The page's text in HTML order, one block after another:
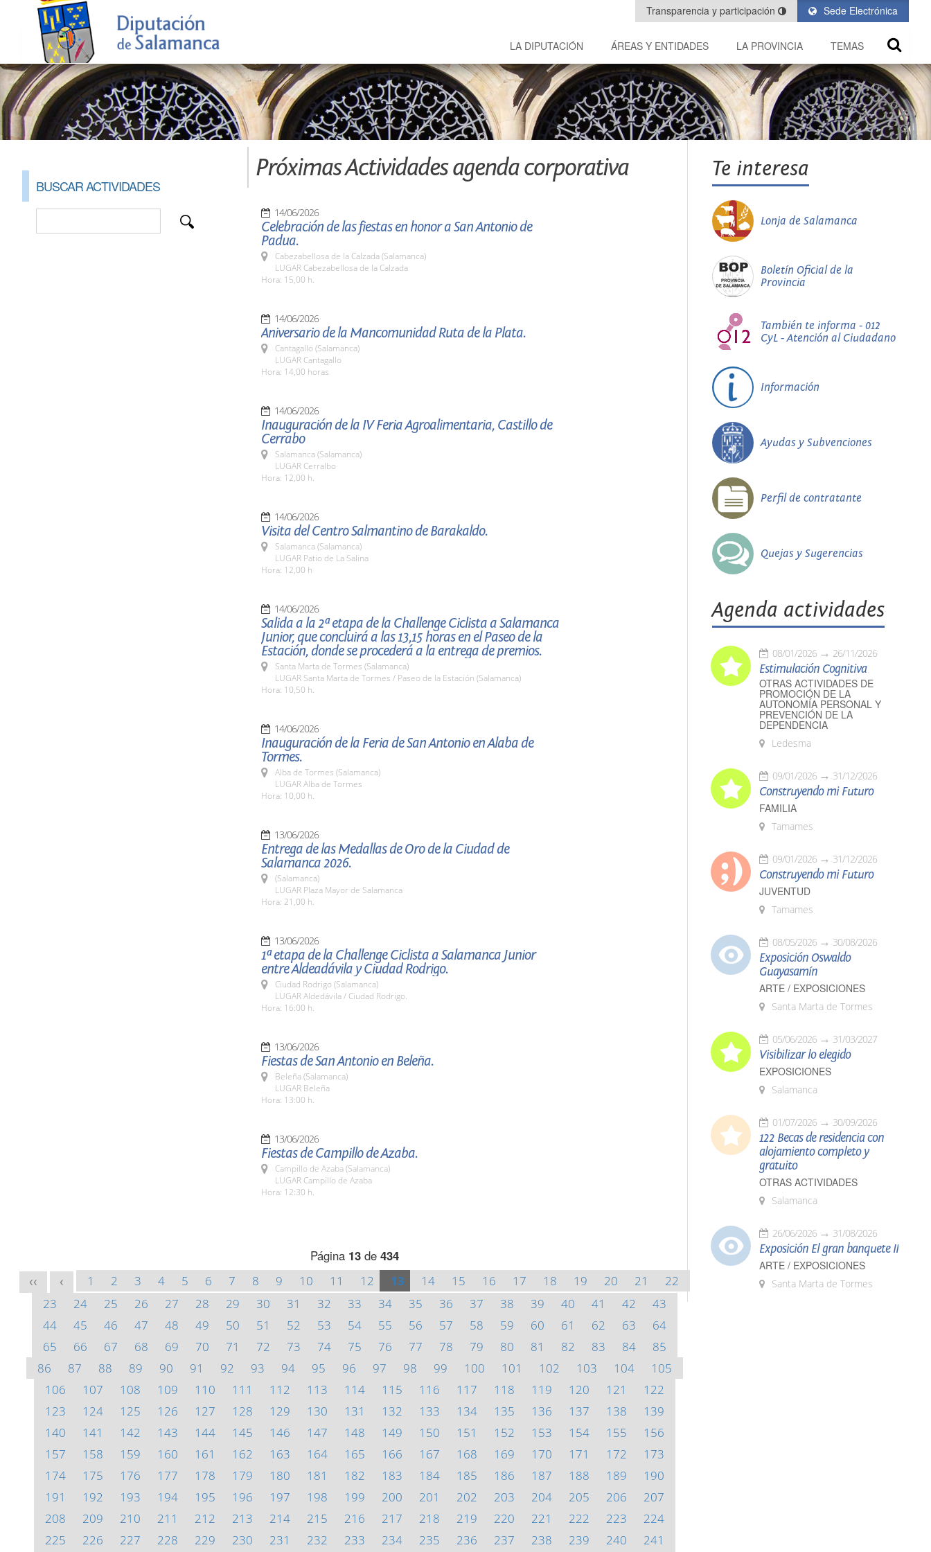
Sede Electrónica
Transparencia y participación
LA DIPUTACIÓN ÁREAS Y ENTIDADES LA PROVINCIA TEMAS
BUSCAR ACTIVIDADES
Próximas Actividades agenda corporativa
14/06/2026
Celebración de las fiestas en honor a San Antonio de
Padua.
Cabezabellosa de la Calzada (Salamanca)
LUGAR Cabezabellosa de la Calzada
Hora: 15,00 h.
14/06/2026
Aniversario de la Mancomunidad Ruta de la Plata.
Cantagallo (Salamanca)
LUGAR Cantagallo
Hora: 14,00 horas
14/06/2026
Inauguración de la IV Feria Agroalimentaria, Castillo de
Cerrabo
Salamanca (Salamanca)
LUGAR Cerralbo
Hora: 12,00 h.
14/06/2026
Visita del Centro Salmantino de Barakaldo.
Salamanca (Salamanca)
LUGAR Patio de La Salina
Hora: 12,00 h
14/06/2026
Salida a la 2ª etapa de la Challenge Ciclista a Salamanca
Junior, que concluirá a las 13,15 horas en el Paseo de la
Estación, donde se procederá a la entrega de premios.
Santa Marta de Tormes (Salamanca)
LUGAR Santa Marta de Tormes / Paseo de la Estación (Salamanca)
Hora: 10,50 h.
14/06/2026
Inauguración de la Feria de San Antonio en Alaba de
Tormes.
Alba de Tormes (Salamanca)
LUGAR Alba de Tormes
Hora: 10,00 h.
13/06/2026
Entrega de las Medallas de Oro de la Ciudad de
Salamanca 2026.
(Salamanca)
LUGAR Plaza Mayor de Salamanca
Hora: 21,00 h.
13/06/2026
1ª etapa de la Challenge Ciclista a Salamanca Junior
entre Aldeadávila y Ciudad Rodrigo.
Ciudad Rodrigo (Salamanca)
LUGAR Aldedávila / Ciudad Rodrigo.
Hora: 16:00 h.
13/06/2026
Fiestas de San Antonio en Beleña.
Beleña (Salamanca)
LUGAR Beleña
Hora: 13:00 h.
13/06/2026
Fiestas de Campillo de Azaba.
Campillo de Azaba (Salamanca)
LUGAR Campillo de Azaba
Hora: 12:30 h.
Página 13 de 434
<< < 1 2 3 4 5 6 7 8 9 10 11 12 13 14 15 16 17 18 19 20 21
22
23
24 25 26 27 28 29 30 31 32 33 34 35 36 37 38 39 40 41 42
43
44
45 46 47 48 49 50 51 52 53 54 55 56 57 58 59 60 61 62 63
64
65
66 67 68 69 70 71 72 73 74 75 76 77 78 79 80 81 82 83 84
85
86
87 88 89 90 91 92 93 94 95 96 97 98 99 100 101 102 103 104
105
106
107 108 109 110 111 112 113 114 115 116 117 118 119 120 121
122
123
124 125 126 127 128 129 130 131 132 133 134 135 136 137 138
139
140
141 142 143 144 145 146 147 148 149 150 151 152 153 154 155
156
157
158 159 160 161 162 163 164 165 166 167 168 169 170 171 172
173
174
175 176 177 178 179 180 181 182 183 184 185 186 187 188 189
190
191
192 193 194 195 196 197 198 199 200 201 202 203 204 205 206
207
208
209 210 211 212 213 214 215 216 217 218 219 220 221 222 223
224
225
226 227 228 229 230 231 232 233 234 235 236 237 238 239 240 241
Te interesa
Lonja de Salamanca
Boletín Oficial de la
Provincia
También te informa - 012
CyL - Atención al Ciudadano
Información
Ayudas y Subvenciones
Perfil de contratante
Quejas y Sugerencias
Agenda actividades
08/01/2026 26/11/2026
Estimulación Cognitiva
OTRAS ACTIVIDADES DE
PROMOCIÓN DE LA
AUTONOMÍA PERSONAL Y
PREVENCIÓN DE LA
DEPENDENCIA
Ledesma
09/01/2026 31/12/2026
Construyendo mi Futuro
FAMILIA
Tamames
09/01/2026 31/12/2026
Construyendo mi Futuro
JUVENTUD
Tamames
08/05/2026 30/08/2026
Exposición Oswaldo
Guayasamín
ARTE / EXPOSICIONES
Santa Marta de Tormes
05/06/2026 31/03/2027
Visibilizar lo elegido
EXPOSICIONES
Salamanca
01/07/2026 30/09/2026
122 Becas de residencia con
alojamiento completo y
gratuito
OTRAS ACTIVIDADES
Salamanca
26/06/2026 31/08/2026
Exposición El gran banquete II
ARTE / EXPOSICIONES
Santa Marta de Tormes